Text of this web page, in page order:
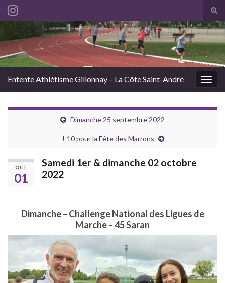
Search for:
Entente Athlétisme Gillonnay – La Côte Saint-André
Dimanche 25 septembre 2022
J-10 pour la Fête des Marrons
OCT
01
Samedi 1er & dimanche 02 octobre
2022
Dimanche – Challenge National des Ligues de
Marche – 45 Saran